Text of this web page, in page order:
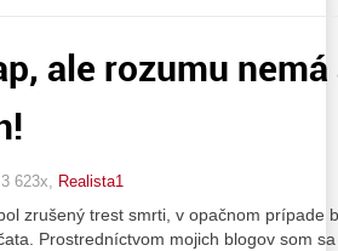
ale rozumu
623x, Realista1
zrušený trest smrti, v opačnom prípade
Prostredníctvom mojich blogov som